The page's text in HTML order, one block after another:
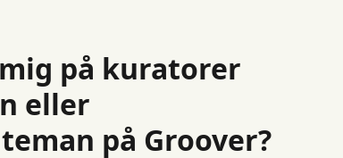
på kuratorer
eller
på Groover?